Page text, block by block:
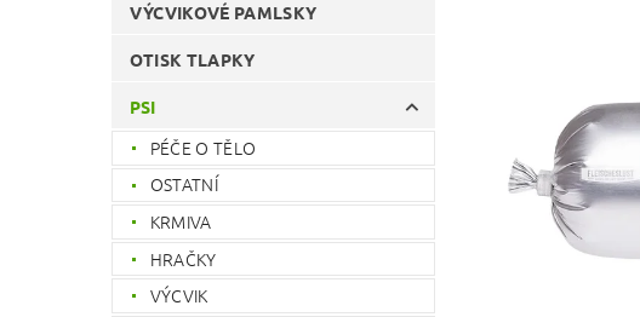
VÝCVIKOVÉ PAMLSKY
OTISK TLAPKY
PSI
PÉČE O TĚLO
OSTATNÍ
KRMIVA
HRAČKY
VÝCVIK